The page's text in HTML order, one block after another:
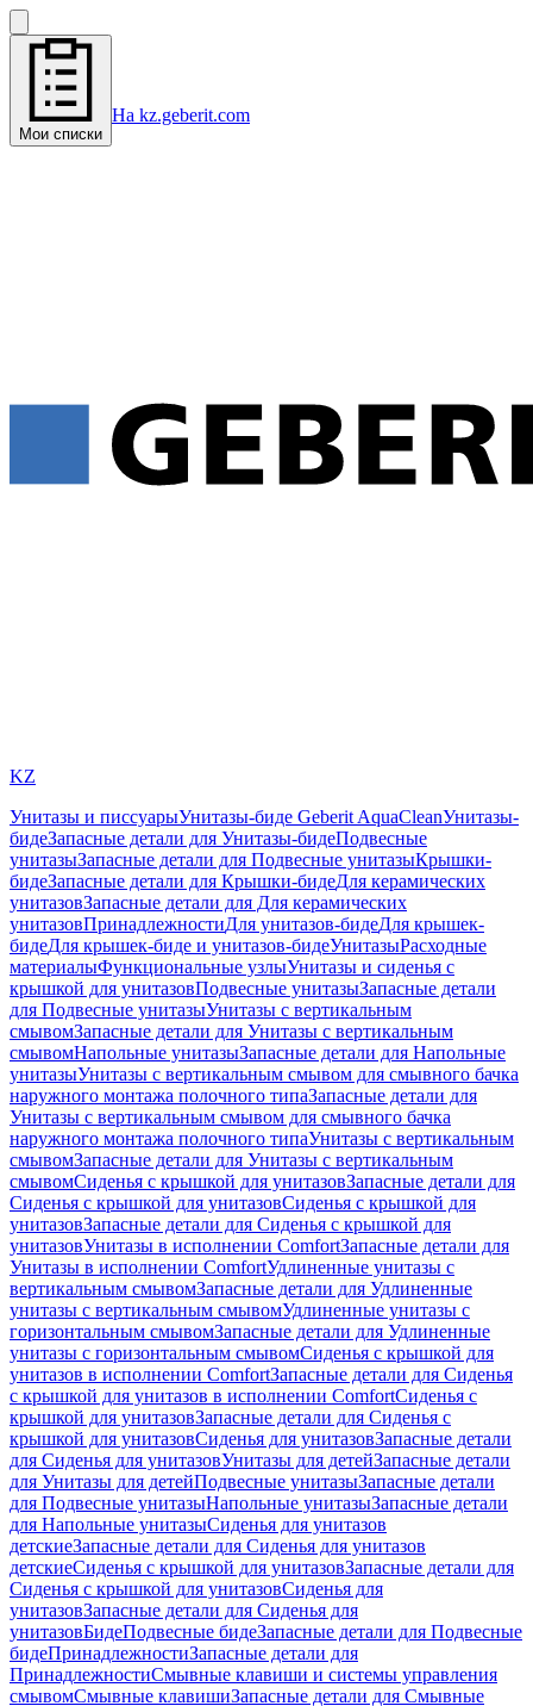
Мои списки
На kz.geberit.com
KZ
Унитазы и писсуарыУнитазы-биде Geberit AquaCleanУнитазы-
бидеЗапасные детали для Унитазы-бидеПодвесные
унитазыЗапасные детали для Подвесные унитазыКрышки-
бидеЗапасные детали для Крышки-бидеДля керамических
унитазовЗапасные детали для Для керамических
унитазовПринадлежностиДля унитазов-бидеДля крышек-
бидеДля крышек-биде и унитазов-бидеУнитазыРасходные
материалыФункциональные узлыУнитазы и сиденья с
крышкой для унитазовПодвесные унитазыЗапасные детали
для Подвесные унитазыУнитазы с вертикальным
смывомЗапасные детали для Унитазы с вертикальным
смывомНапольные унитазыЗапасные детали для Напольные
унитазыУнитазы с вертикальным смывом для смывного бачка
наружного монтажа полочного типаЗапасные детали для
Унитазы с вертикальным смывом для смывного бачка
наружного монтажа полочного типаУнитазы с вертикальным
смывомЗапасные детали для Унитазы с вертикальным
смывомСиденья с крышкой для унитазовЗапасные детали для
Сиденья с крышкой для унитазовСиденья с крышкой для
унитазовЗапасные детали для Сиденья с крышкой для
унитазовУнитазы в исполнении ComfortЗапасные детали для
Унитазы в исполнении ComfortУдлиненные унитазы с
вертикальным смывомЗапасные детали для Удлиненные
унитазы с вертикальным смывомУдлиненные унитазы с
горизонтальным смывомЗапасные детали для Удлиненные
унитазы с горизонтальным смывомСиденья с крышкой для
унитазов в исполнении ComfortЗапасные детали для Сиденья
с крышкой для унитазов в исполнении ComfortСиденья с
крышкой для унитазовЗапасные детали для Сиденья с
крышкой для унитазовСиденья для унитазовЗапасные детали
для Сиденья для унитазовУнитазы для детейЗапасные детали
для Унитазы для детейПодвесные унитазыЗапасные детали
для Подвесные унитазыНапольные унитазыЗапасные детали
для Напольные унитазыСиденья для унитазов
детскиеЗапасные детали для Сиденья для унитазов
детскиеСиденья с крышкой для унитазовЗапасные детали для
Сиденья с крышкой для унитазовСиденья для
унитазовЗапасные детали для Сиденья для
унитазовБидеПодвесные бидеЗапасные детали для Подвесные
бидеПринадлежностиЗапасные детали для
ПринадлежностиСмывные клавиши и системы управления
смывомСмывные клавишиЗапасные детали для Смывные